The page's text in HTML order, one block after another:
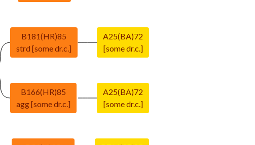
A25(BA)72
[some dr.c.]
B166(HR)85
agg [some dr.c.]
A25(BA)72
[some dr.c.]
B181(HR)85
strd [some dr.c.]